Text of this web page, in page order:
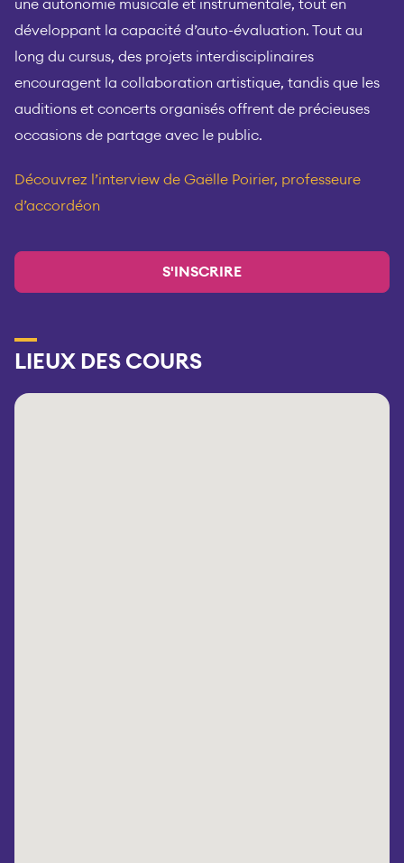
une autonomie musicale et instrumentale, tout en
développant la capacité d’auto-évaluation. Tout au
long du cursus, des projets interdisciplinaires
encouragent la collaboration artistique, tandis que les
auditions et concerts organisés offrent de précieuses
occasions de partage avec le public.
Découvrez l’interview de Gaëlle Poirier, professeure
d’accordéon
S'INSCRIRE
LIEUX DES COURS